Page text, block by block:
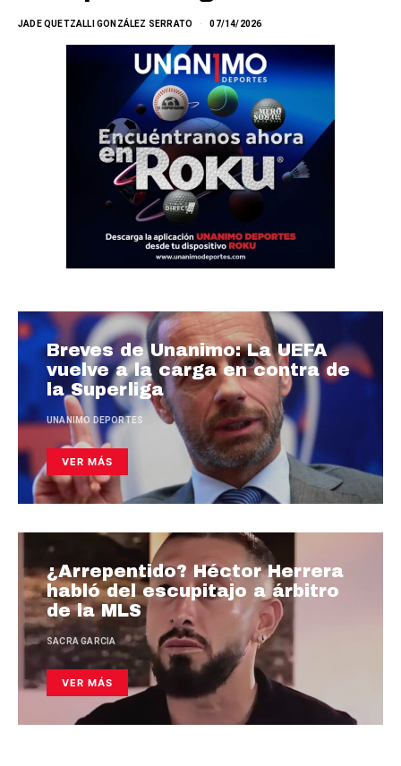
JADE QUETZALLI GONZÁLEZ SERRATO 07/14/2026
Breves de Unanimo: La UEFA
vuelve a la carga en contra de
la Superliga
UNANIMO DEPORTES
VER MÁS
¿Arrepentido? Héctor Herrera
habló del escupitajo a árbitro
de la MLS
SACRA GARCIA
VER MÁS